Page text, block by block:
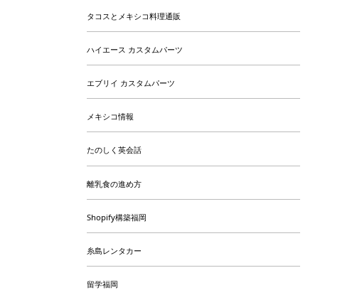
タコスとメキシコ料理通販
ハイエース カスタムパーツ
エブリイ カスタムパーツ
メキシコ情報
たのしく英会話
離乳食の進め方
Shopify構築福岡
糸島レンタカー
留学福岡